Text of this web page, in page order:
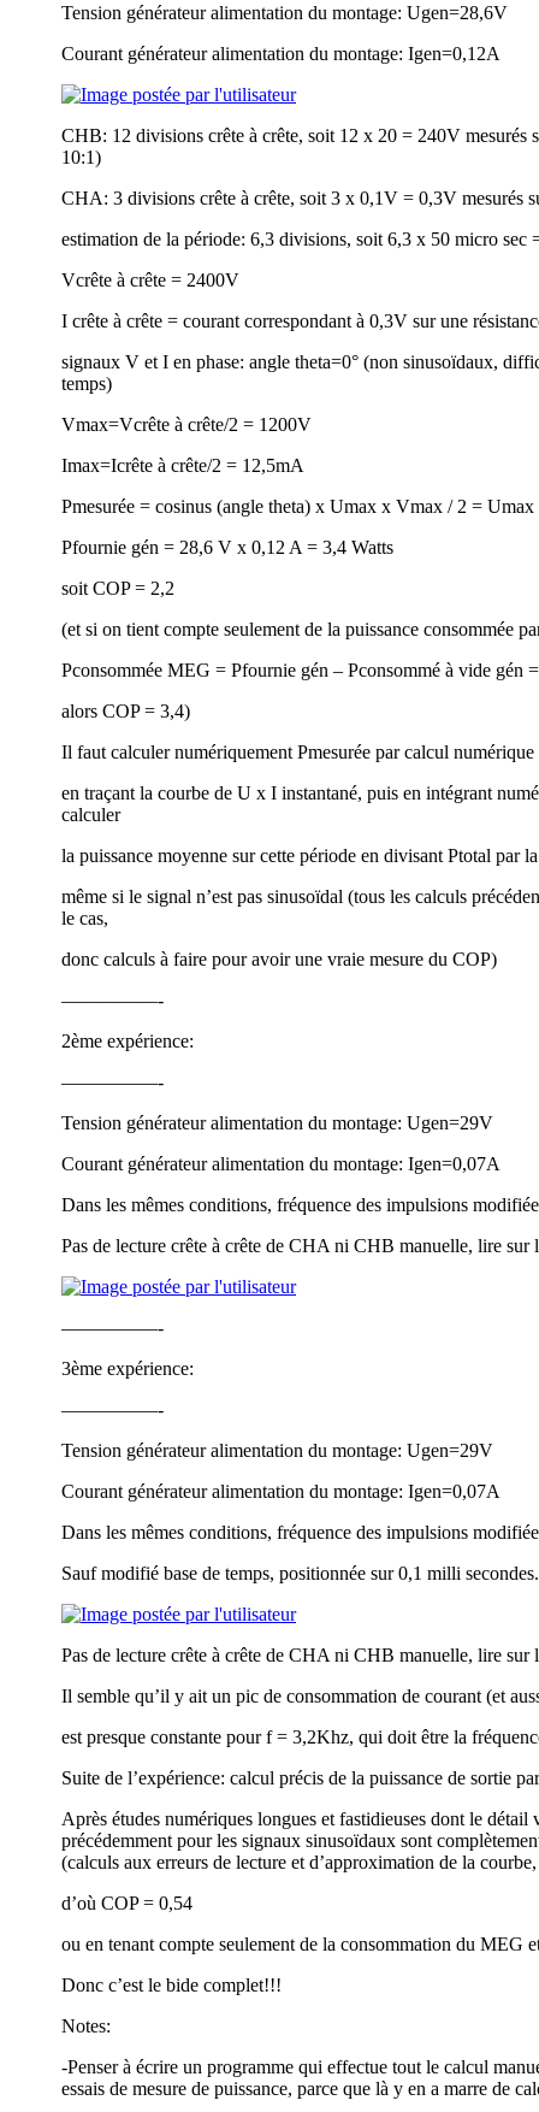
Tension générateur alimentation du montage: Ugen=28,6V
Courant générateur alimentation du montage: Igen=0,12A
CHB: 12 divisions crête à crête, soit 12 x 20 = 240V
10:1)
CHA: 3 divisions crête à crête, soit 3 x 0,1V = 0,3V mesurés
estimation de la période: 6,3 divisions, soit 6,3 x 50 micro
Vcrête à crête = 2400V
I crête à crête = courant correspondant à 0,3V sur une
signaux V et I en phase: angle theta=0° (non sinusoïdaux,
temps)
Vmax=Vcrête à crête/2 = 1200V
Imax=Icrête à crête/2 = 12,5mA
Pmesurée = cosinus (angle theta) x Umax x Vmax / 2 =
Pfournie gén = 28,6 V x 0,12 A = 3,4 Watts
soit COP = 2,2
(et si on tient compte seulement de la puissance consommée
Pconsommée MEG = Pfournie gén – Pconsommé à vide gén
alors COP = 3,4)
Il faut calculer numériquement Pmesurée par calcul numérique
en traçant la courbe de U x I instantané, puis en intégrant
calculer
la puissance moyenne sur cette période en divisant Ptotal par
même si le signal n’est pas sinusoïdal (tous les calculs
le cas,
donc calculs à faire pour avoir une vraie mesure du COP)
—————-
2ème expérience:
—————-
Tension générateur alimentation du montage: Ugen=29V
Courant générateur alimentation du montage: Igen=0,07A
Dans les mêmes conditions, fréquence des impulsions
Pas de lecture crête à crête de CHA ni CHB manuelle, lire sur
—————-
3ème expérience:
—————-
Tension générateur alimentation du montage: Ugen=29V
Courant générateur alimentation du montage: Igen=0,07A
Dans les mêmes conditions, fréquence des impulsions
Sauf modifié base de temps, positionnée sur 0,1 milli secondes.
Pas de lecture crête à crête de CHA ni CHB manuelle, lire sur
Il semble qu’il y ait un pic de consommation de courant (et
est presque constante pour f = 3,2Khz, qui doit être la
Suite de l’expérience: calcul précis de la puissance de sortie
Après études numériques longues et fastidieuses dont le
précédemment pour les signaux sinusoïdaux sont
(calculs aux erreurs de lecture et d’approximation de la
d’où COP = 0,54
ou en tenant compte seulement de la consommation du MEG
Donc c’est le bide complet!!!
Notes:
-Penser à écrire un programme qui effectue tout le calcul
essais de mesure de puissance, parce que là y en a marre de